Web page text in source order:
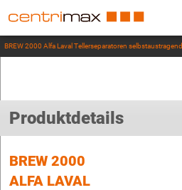
BREW 2000 Alfa Laval Tellerseparatoren selbstaustragend
Produktdetails
BREW 2000
ALFA LAVAL